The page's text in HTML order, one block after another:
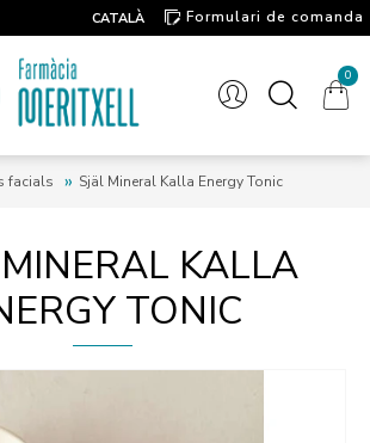
CATALÀ
Formulari de comanda
0
facials Själ Mineral Kalla Energy Tonic
KALLA
TONIC